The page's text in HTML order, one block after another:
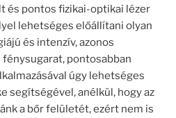
és pontos fizikai-optikai lézer
lehetséges előállítani olyan
és intenzív, azonos
pontosabban
úgy lehetséges
segítségével, anélkül, hogy az
a bőr felületét, ezért nem is